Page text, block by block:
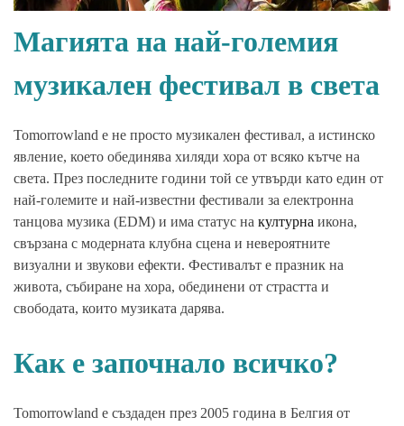
Магията на най-големия
музикален фестивал в света
Tomorrowland е не просто музикален фестивал, а истинско
явление, което обединява хиляди хора от всяко кътче на
света. През последните години той се утвърди като един от
най-големите и най-известни фестивали за електронна
танцова музика (EDM) и има статус на културна икона,
свързана с модерната клубна сцена и невероятните
визуални и звукови ефекти. Фестивалът е празник на
живота, събиране на хора, обединени от страстта и
свободата, които музиката дарява.
Как е започнало всичко?
Tomorrowland е създаден през 2005 година в Белгия от